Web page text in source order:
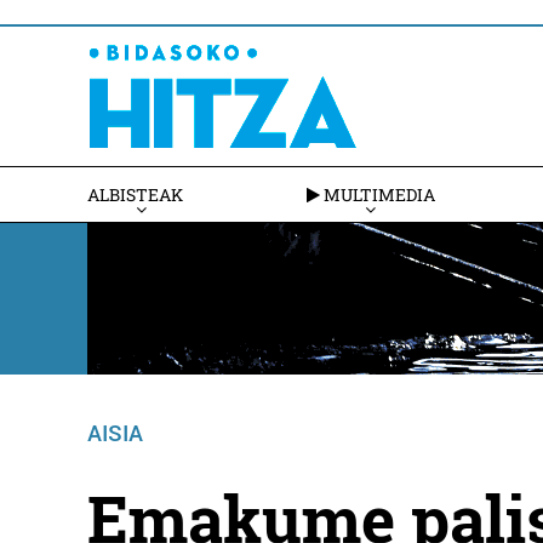
ALBISTEAK MULTIMEDIA
AISIA
Emakume